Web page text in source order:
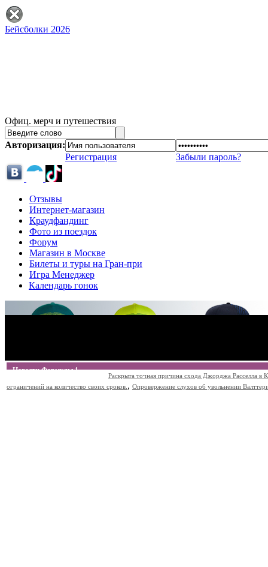
Бейсболки 2026
Офиц. мерч и путешествия
Авторизация:
Регистрация
Забыли пароль?
Отзывы
Интернет-магазин
Краудфандинг
Фото из поездок
Форум
Магазин в Москве
Билеты и туры на Гран-при
Игра Менеджер
Календарь гонок
Новости Формулы 1
Раскрыта точная причина схода Джорджа Расселла в
ограничений на количество своих сроков. , Опровержение слухов об увольнении